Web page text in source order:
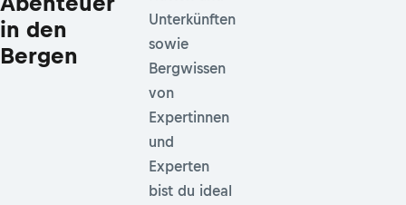
in den
Bergen
Unterkünften
sowie
Bergwissen
von
Expertinnen
und
Experten
bist du ideal